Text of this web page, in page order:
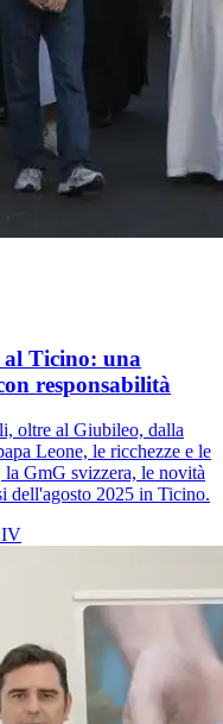
al Ticino: una
responsabilità
oltre al Giubileo, dalla
Leone, le ricchezze e le
GmG svizzera, le novità
dell'agosto 2025 in Ticino.